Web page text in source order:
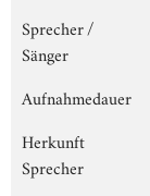
Sprecher /
Sänger
Aufnahmedauer
Herkunft
Sprecher